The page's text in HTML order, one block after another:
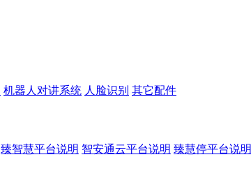
机器人对讲系统 人脸识别 其它配件
臻智慧平台说明 智安通云平台说明 臻慧停平台说明